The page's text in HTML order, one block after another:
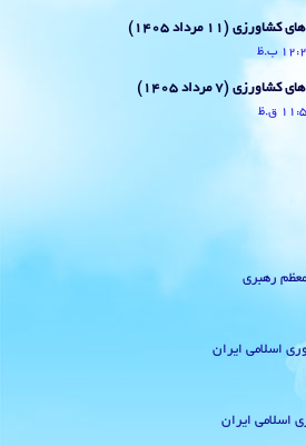
(11 مرداد ۱۴۰۵)
(7 مرداد ۱۴۰۵)
معظم رهبری
اسلامی ایران
اسلامی ایران